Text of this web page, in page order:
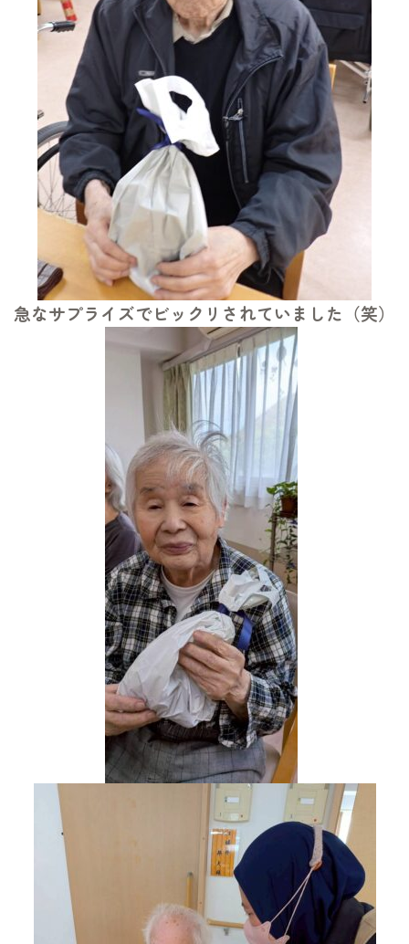
急なサプライズでビックリされていました（笑）